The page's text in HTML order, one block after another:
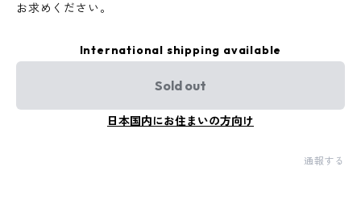
お求めください。
International shipping available
Sold out
日本国内にお住まいの方向け
通報する